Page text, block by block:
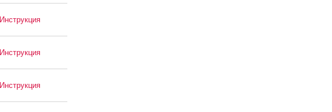
Инструкция
Инструкция
Инструкция